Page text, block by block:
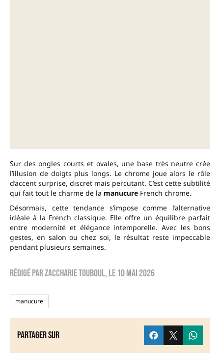
Sur des ongles courts et ovales, une base très neutre crée
l’illusion de doigts plus longs. Le chrome joue alors le rôle
d’accent surprise, discret mais percutant. C’est cette subtilité
qui fait tout le charme de la manucure French chrome.
Désormais, cette tendance s’impose comme l’alternative
idéale à la French classique. Elle offre un équilibre parfait
entre modernité et élégance intemporelle. Avec les bons
gestes, en salon ou chez soi, le résultat reste impeccable
pendant plusieurs semaines.
Rédigé parzaccharie touboul, le10 mai 2026
manucure
Partager sur